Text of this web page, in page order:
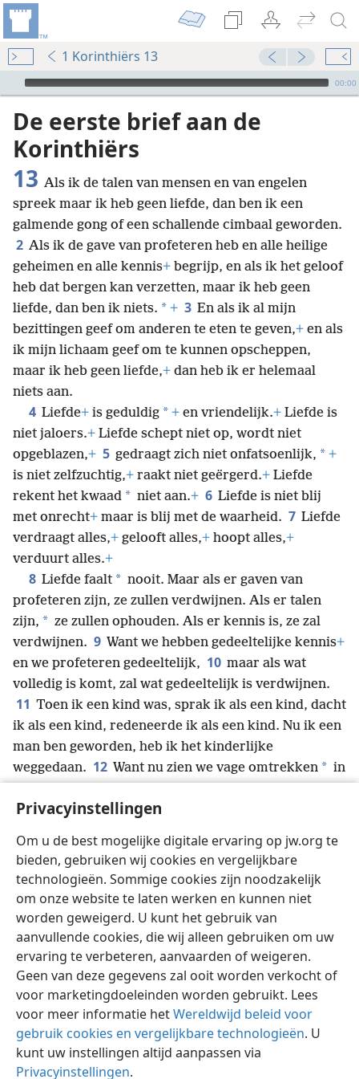
Privacyinstellingen
Om u de best mogelijke digitale ervaring op jw.org te
bieden, gebruiken wij cookies en vergelijkbare
technologieën. Sommige cookies zijn noodzakelijk
om onze website te laten werken en kunnen niet
worden geweigerd. U kunt het gebruik van
aanvullende cookies, die wij alleen gebruiken om uw
ervaring te verbeteren, aanvaarden of weigeren.
Geen van deze gegevens zal ooit worden verkocht of
voor marketingdoeleinden worden gebruikt. Lees
voor meer informatie hetWereldwijd beleid voor
gebruik cookies en vergelijkbare technologieën. U
kunt uw instellingen altijd aanpassen via
Privacyinstellingen.
1 Korinthiërs 13
Audio Player
00:00
De eerste brief aan de
Korinthiërs
13 Als ik de talen van mensen en van engelen
spreek maar ik heb geen liefde, dan ben ik een
galmende gong of een schallende cimbaal geworden.
2 Als ik de gave van profeteren heb en alle heilige
geheimen en alle kennis+ begrijp, en als ik het geloof
heb dat bergen kan verzetten, maar ik heb geen
liefde, dan ben ik niets. * + 3 En als ik al mijn
bezittingen geef om anderen te eten te geven,+ en als
ik mijn lichaam geef om te kunnen opscheppen,
maar ik heb geen liefde,+ dan heb ik er helemaal
niets aan.
4 Liefde+ is geduldig * + en vriendelijk.+ Liefde is
niet jaloers.+ Liefde schept niet op, wordt niet
opgeblazen,+ 5 gedraagt zich niet onfatsoenlijk, * +
is niet zelfzuchtig,+ raakt niet geërgerd.+ Liefde
rekent het kwaad * niet aan.+ 6 Liefde is niet blij
met onrecht+ maar is blij met de waarheid. 7 Liefde
verdraagt alles,+ gelooft alles,+ hoopt alles,+
verduurt alles.+
8 Liefde faalt * nooit. Maar als er gaven van
profeteren zijn, ze zullen verdwijnen. Als er talen
zijn, * ze zullen ophouden. Als er kennis is, ze zal
verdwijnen. 9 Want we hebben gedeeltelijke kennis+
en we profeteren gedeeltelijk, 10 maar als wat
volledig is komt, zal wat gedeeltelijk is verdwijnen.
11 Toen ik een kind was, sprak ik als een kind, dacht
ik als een kind, redeneerde ik als een kind. Nu ik een
man ben geworden, heb ik het kinderlijke
weggedaan. 12 Want nu zien we vage omtrekken * in
Nu heb ik gedeeltelijke kennis, maar dan zal ik
word.
13 Er zijn drie dingen die blijven: geloof,
hoop, liefde. Maar de grootste daarvan is liefde.+
Nederlands Delen Instellingen
Copyright © 2026 Watch Tower Bible and Tract Society of Pennsylvania
Gebruiksvoorwaarden Privacybeleid
Privacyinstellingen
JW.ORG
Inloggen